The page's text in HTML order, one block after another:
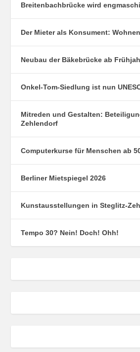
Breitenbachbrücke wird
Der Mieter als Konsument:
Neubau der Bäkebrücke ab
Onkel-Tom-Siedlung ist nun
Mitreden und Gestalten:
Zehlendorf
Computerkurse für Menschen ab
Berliner Mietspiegel 2026
Kunstausstellungen in Steglitz-
Tempo 30? Nein! Doch! Ohh!